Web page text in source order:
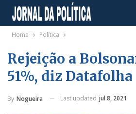
Home Política
Rejeição a
51%, diz Datafolha
By Nogueira Last updated jul 8, 2021